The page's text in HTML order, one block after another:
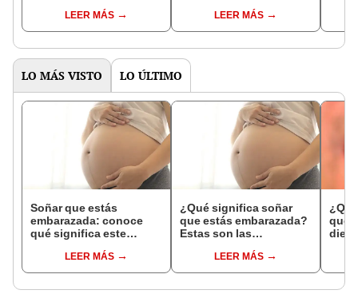
Agrario si tengo los
200.000 pesos en mayo
LEER MÁS
infiltración de
"mercenarios"
LEER MÁS
LO MÁS VISTO LO ÚLTIMO
Soñar que estás
embarazada: conoce
qué significa este
LEER MÁS
¿Qué significa soñar
que estás embarazada?
Estas son las
comunesLEER MÁS
que